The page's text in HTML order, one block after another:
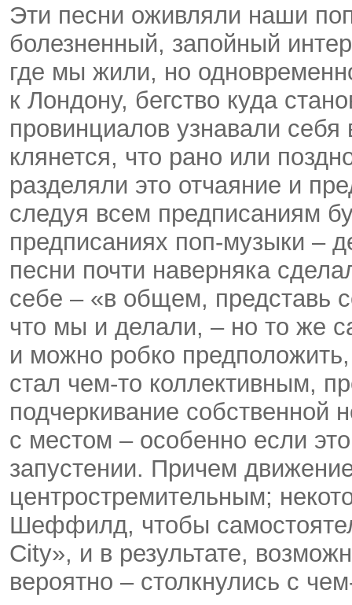
Эти песни оживляли наши
болезненный, запойный
где мы жили, но
к Лондону, бегство куда
провинциалов узнавали
клянется, что рано или
разделяли это отчаяние и
следуя всем предписаниям
предписаниях поп-музыки –
песни почти наверняка
себе – «в общем, представь
что мы и делали, – но то же
и можно робко
стал чем-то коллективным,
подчеркивание собственной
с местом – особенно если
запустении. Причем
центростремительным;
Шеффилд, чтобы
City», и в результате,
вероятно – столкнулись с